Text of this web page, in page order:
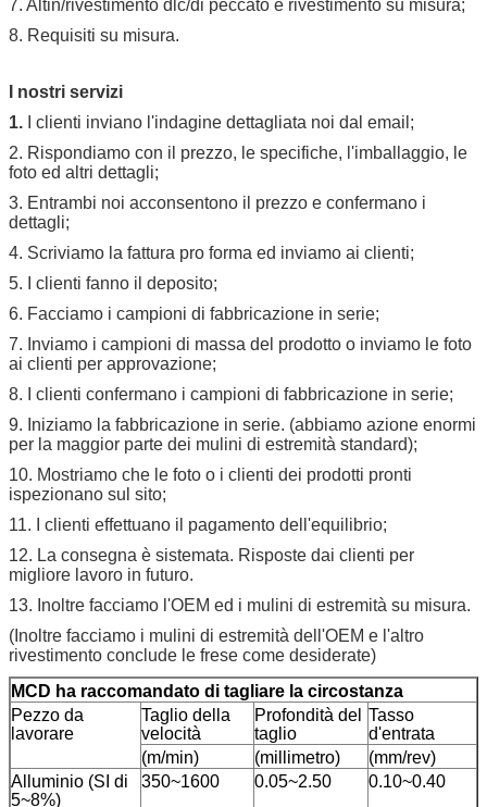
7. Altin/rivestimento dlc/di peccato e rivestimento su misura;
8. Requisiti su misura.
I nostri servizi
1.
I clienti inviano l'indagine dettagliata noi dal email;
2. Rispondiamo con il prezzo, le specifiche, l'imballaggio, le
foto ed altri dettagli;
3. Entrambi noi acconsentono il prezzo e confermano i
dettagli;
4. Scriviamo la fattura pro forma ed inviamo ai clienti;
5. I clienti fanno il deposito;
6. Facciamo i campioni di fabbricazione in serie;
7. Inviamo i campioni di massa del prodotto o inviamo le foto
ai clienti per approvazione;
8. I clienti confermano i campioni di fabbricazione in serie;
9. Iniziamo la fabbricazione in serie. (abbiamo azione enormi
per la maggior parte dei mulini di estremità standard);
10. Mostriamo che le foto o i clienti dei prodotti pronti
ispezionano sul sito;
11. I clienti effettuano il pagamento dell'equilibrio;
12. La consegna è sistemata. Risposte dai clienti per
migliore lavoro in futuro.
13. Inoltre facciamo l'OEM ed i mulini di estremità su misura.
(Inoltre facciamo i mulini di estremità dell'OEM e l'altro
rivestimento conclude le frese come desiderate)
MCD ha raccomandato di tagliare la circostanza
Pezzo da
lavorare
Taglio della
velocità
Profondità del
taglio
Tasso
d'entrata
(m/min)
(millimetro)
(mm/rev)
Alluminio (SI di
5~8%)
350~1600 0.05~2.50 0.10~0.40